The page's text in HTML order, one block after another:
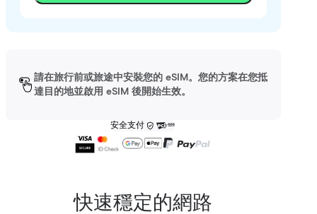
請在旅行前或旅途中安裝您的 eSIM。您的方案在您抵
達目的地並啟用 eSIM 後開始生效。
安全支付
快速穩定的網路